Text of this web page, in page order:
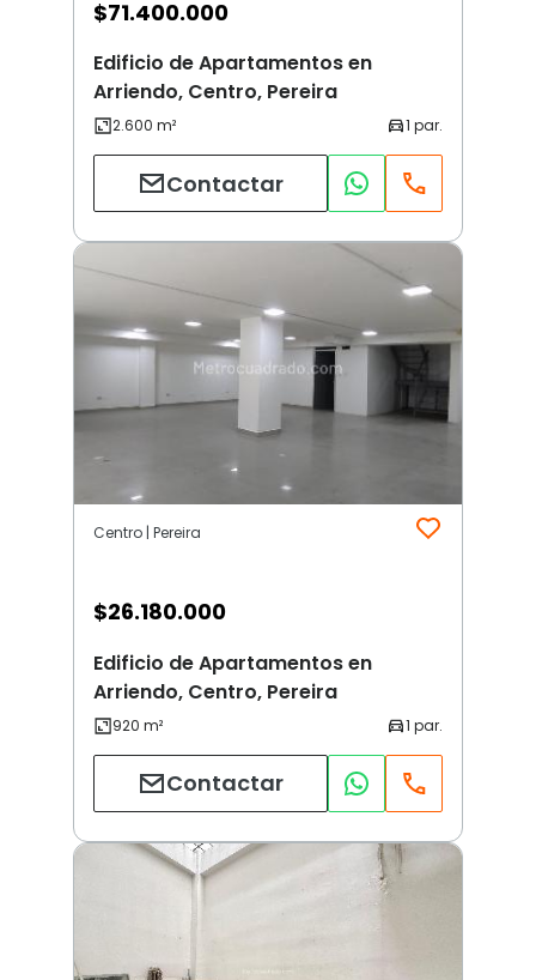
$71.400.000
Edificio de Apartamentos en
Arriendo, Centro, Pereira
Contactar
Centro | Pereira
$26.180.000
Edificio de Apartamentos en
Arriendo, Centro, Pereira
Contactar